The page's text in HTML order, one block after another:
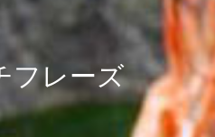
フレーズ